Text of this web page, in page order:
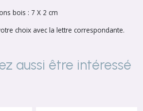
bois : 7 X 2 cm
choix avec la lettre correspondante.
aussi être intéressé